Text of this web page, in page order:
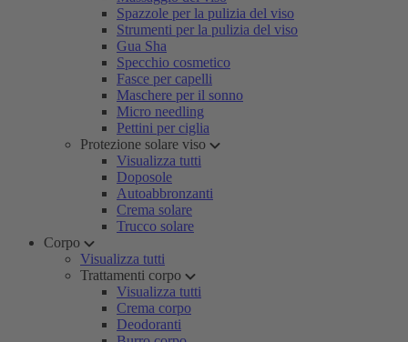
Spazzole per la pulizia del viso
Strumenti per la pulizia del viso
Gua Sha
Specchio cosmetico
Fasce per capelli
Maschere per il sonno
Micro needling
Pettini per ciglia
Protezione solare viso
Visualizza tutti
Doposole
Autoabbronzanti
Crema solare
Trucco solare
Corpo
Visualizza tutti
Trattamenti corpo
Visualizza tutti
Crema corpo
Deodoranti